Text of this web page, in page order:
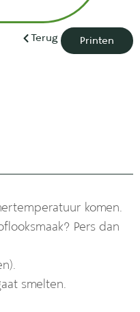
Terug Printen
komen.
Pers dan
smelten.